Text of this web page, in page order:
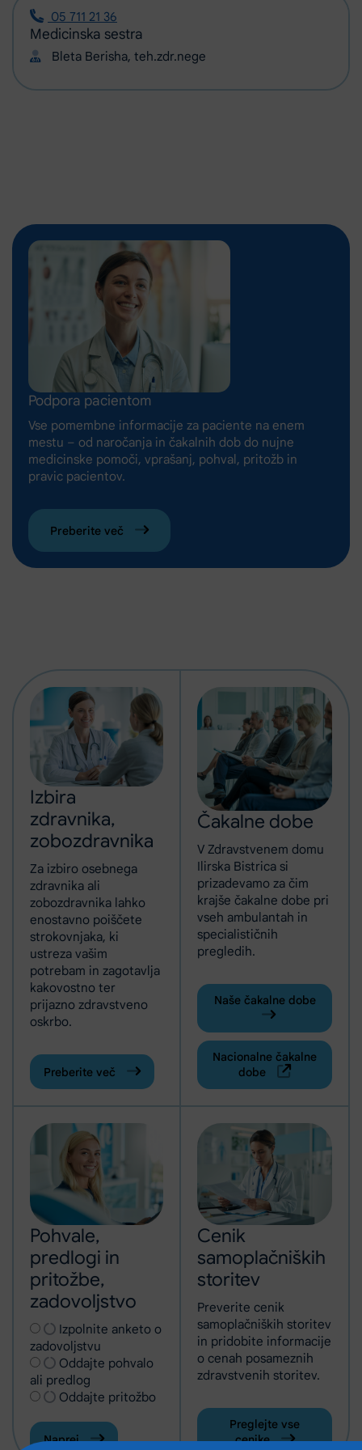
05 711 21 36
Medicinska sestra
Bleta Berisha, teh.zdr.nege
Podpora pacientom
Vse pomembne informacije za paciente na enem
mestu – od naročanja in čakalnih dob do nujne
medicinske pomoči, vprašanj, pohval, pritožb in
pravic pacientov.
Preberite več
Izbira
zdravnika,
zobozdravnika
Za izbiro osebnega
zdravnika ali
zobozdravnika lahko
enostavno poiščete
strokovnjaka, ki
ustreza vašim
potrebam in zagotavlja
kakovostno ter
prijazno zdravstveno
oskrbo.
Preberite več
Čakalne dobe
V Zdravstvenem domu
Ilirska Bistrica si
prizadevamo za čim
krajše čakalne dobe pri
vseh ambulantah in
specialističnih
pregledih.
Naše čakalne dobe
Nacionalne čakalne
dobe
Pohvale,
predlogi in
pritožbe,
zadovoljstvo
Izberite vrsto obrazca
zadovoljstvu (Odpre se v novem zavihku)
ali predlog
Oddajte pritožbo
Naprej
Cenik
samoplačniških
storitev
Preverite cenik
samoplačniških storitev
in pridobite informacije
o cenah posameznih
zdravstvenih storitev.
Preglejte vse
cenike